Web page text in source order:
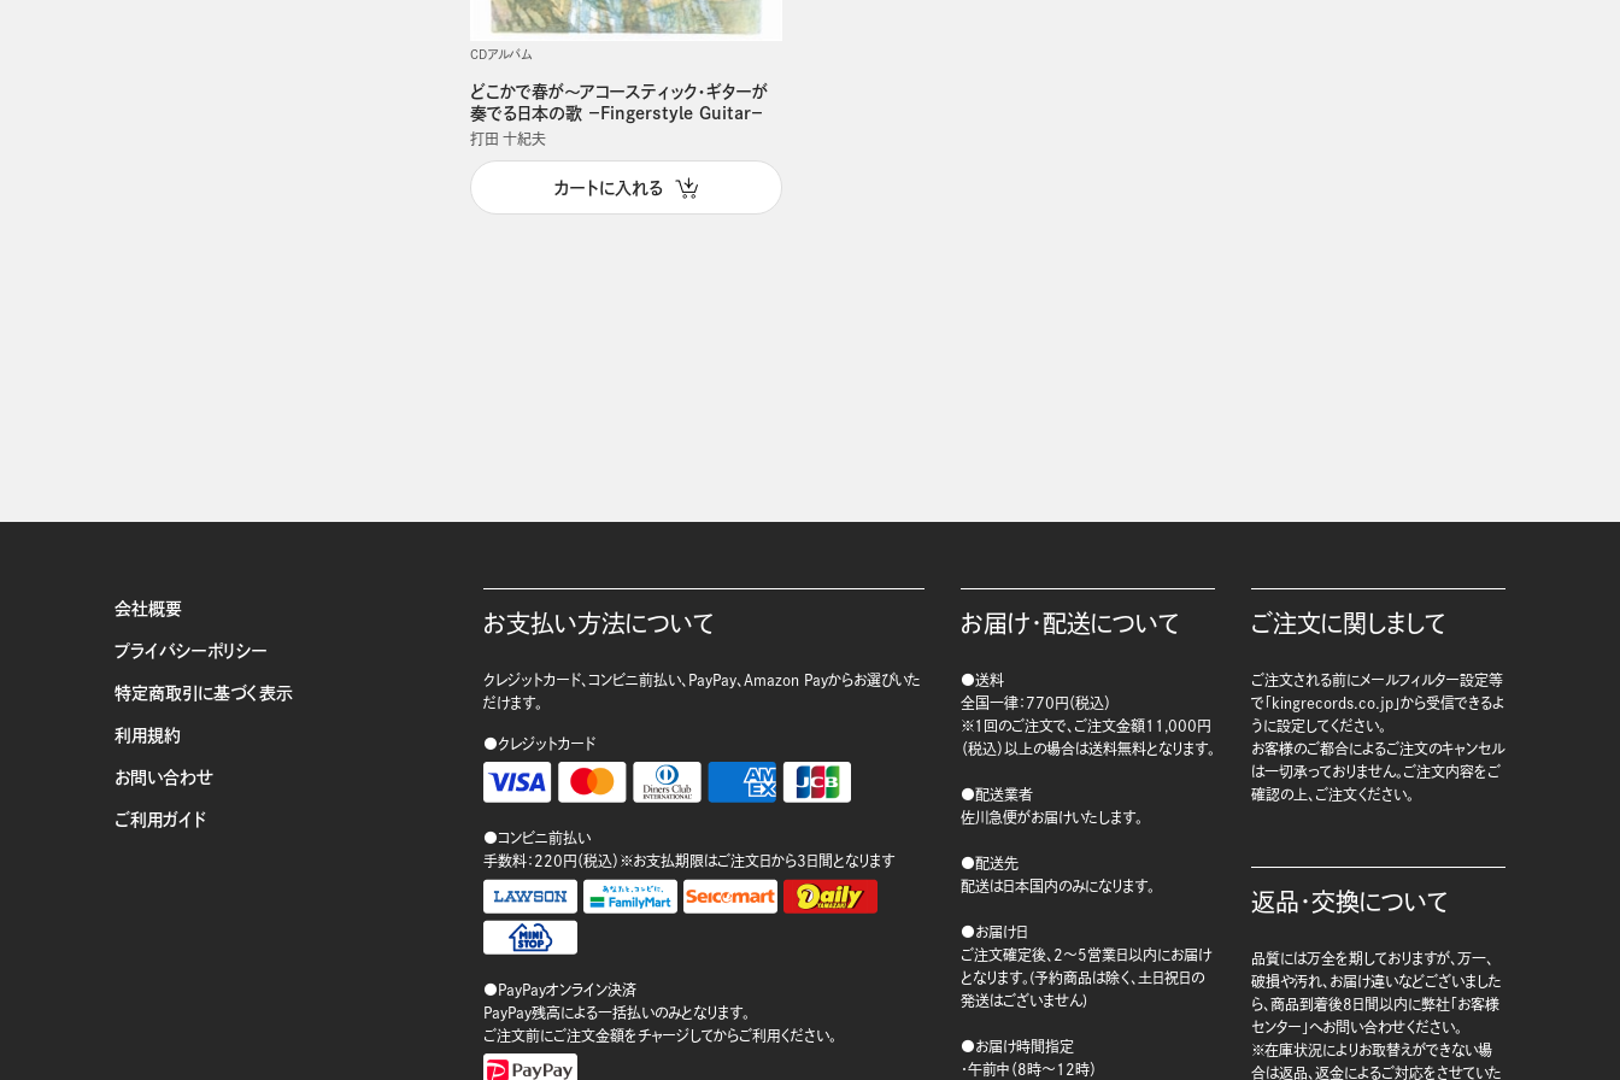
CDアルバム
どこかで春が～アコースティック・ギターが
奏でる日本の歌 －Fingerstyle Guitar－
打田 十紀夫
カートに入れる
会社概要
プライバシーポリシー
特定商取引に基づく表示
利用規約
お問い合わせ
ご利用ガイド
お支払い方法について
クレジットカード、コンビニ前払い、PayPay、Amazon Payからお選びいた
だけます。
●クレジットカード
●コンビニ前払い
手数料：220円（税込）※お支払期限はご注文日から3日間となります
●PayPayオンライン決済
PayPay残高による一括払いのみとなります。
ご注文前にご注文金額をチャージしてからご利用ください。
お届け・配送について
●送料
全国一律：770円（税込）
※1回のご注文で、ご注文金額11,000円
（税込）以上の場合は送料無料となります。
●配送業者
佐川急便がお届けいたします。
●配送先
配送は日本国内のみになります。
●お届け日
ご注文確定後、2～5営業日以内にお届け
となります。(予約商品は除く、土日祝日の
発送はございません)
●お届け時間指定
・午前中（8時～12時）
ご注文に関しまして
ご注文される前にメールフィルター設定等
で「kingrecords.co.jp」から受信できるよ
うに設定してください。
お客様のご都合によるご注文のキャンセル
は一切承っておりません。ご注文内容をご
確認の上、ご注文ください。
返品・交換について
品質には万全を期しておりますが、万一、
破損や汚れ、お届け違いなどございました
ら、商品到着後8日間以内に弊社「お客様
センター」へお問い合わせください。
※在庫状況によりお取替えができない場
合は返品、返金によるご対応をさせていた